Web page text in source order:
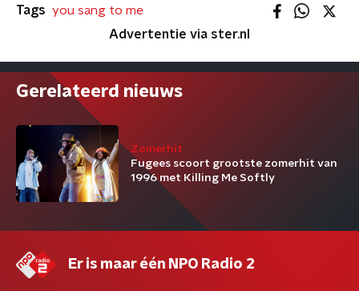
Tags you sang to me
Advertentie via ster.nl
Gerelateerd nieuws
Zomerhit
Fugees scoort grootste zomerhit van
1996 met Killing Me Softly
Er is maar één NPO Radio 2